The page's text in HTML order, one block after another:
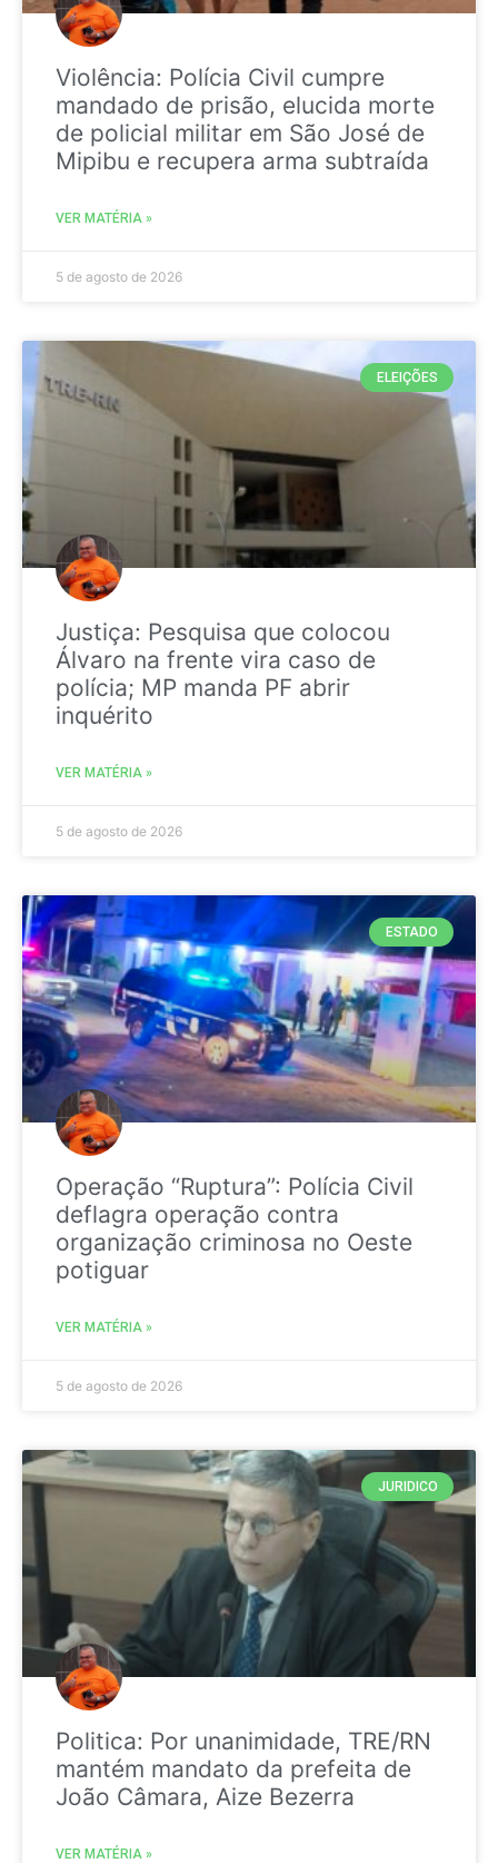
Violência: Polícia Civil cumpre
mandado de prisão, elucida morte
de policial militar em São José de
Mipibu e recupera arma subtraída
VER MATÉRIA »
5 de agosto de 2026
ELEIÇÕES
Justiça: Pesquisa que colocou
Álvaro na frente vira caso de
polícia; MP manda PF abrir
inquérito
VER MATÉRIA »
5 de agosto de 2026
ESTADO
Operação “Ruptura”: Polícia Civil
deflagra operação contra
organização criminosa no Oeste
potiguar
VER MATÉRIA »
5 de agosto de 2026
JURIDICO
Politica: Por unanimidade, TRE/RN
mantém mandato da prefeita de
João Câmara, Aize Bezerra
VER MATÉRIA »